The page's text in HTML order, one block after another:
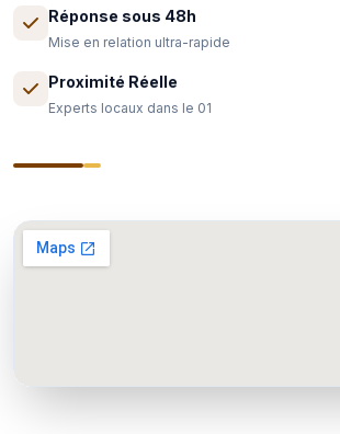
Réponse sous 48h
Mise en relation ultra-rapide
Proximité Réelle
Experts locaux dans le 01